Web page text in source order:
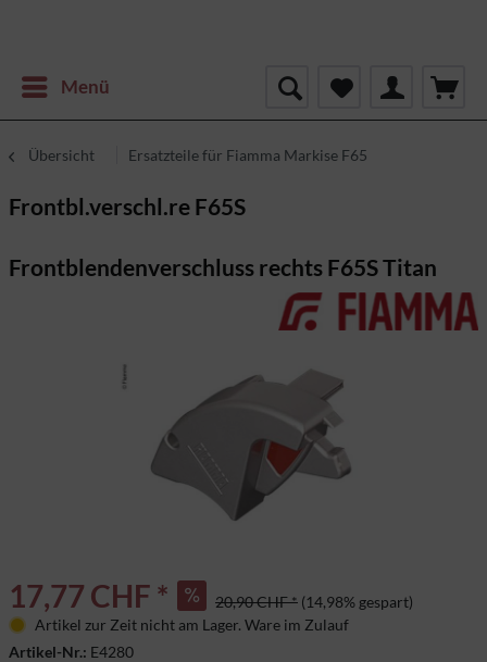
Menü
Übersicht Ersatzteile für Fiamma Markise F65
Frontbl.verschl.re F65S
Frontblendenverschluss rechts F65S Titan
17,77 CHF * 20,90 CHF * (14,98% gespart)
Artikel zur Zeit nicht am Lager. Ware im Zulauf
Artikel-Nr.: E4280